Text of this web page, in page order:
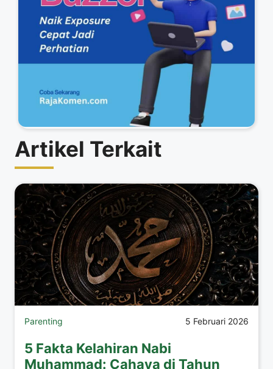
Artikel Terkait
Parenting 5 Februari 2026
5 Fakta Kelahiran Nabi
Muhammad: Cahaya di Tahun